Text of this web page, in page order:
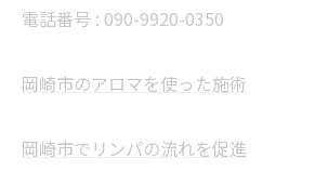
電話番号 : 090-9920-0350
岡崎市のアロマを使った施術
岡崎市でリンパの流れを促進